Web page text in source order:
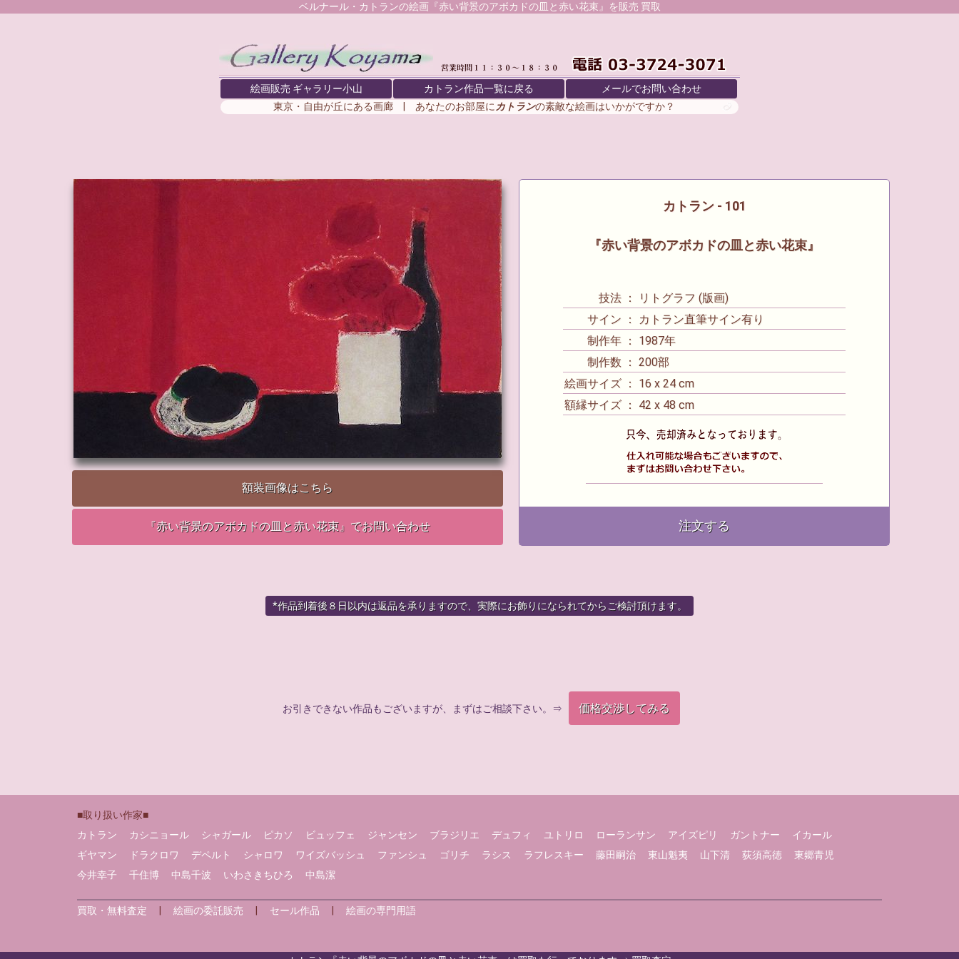
ベルナール・カトランの絵画『赤い背景のアボカドの皿と赤い花束』を販売 買取
絵画販売 ギャラリー小山 カトラン作品一覧に戻る
メールでお問い合わせ
東京・自由が丘にある画廊 | あなたのお部屋に カトランの素敵な絵画はいかがですか？
額装画像はこちら
『赤い背景のアボカドの皿と赤い花束』でお問い合わせ
カトラン - 101
『赤い背景のアボカドの皿と赤い花束』
技法 ： リトグラフ (版画)
サイン ： カトラン直筆サイン有り
制作年 ： 1987年
制作数 ： 200部
絵画サイズ ： 16 x 24 cm
額縁サイズ ： 42 x 48 cm
注文する
*作品到着後８日以内は返品を承りますので、実際にお飾りになられてからご検討頂けます。
お引きできない作品もございますが、まずはご相談下さい。⇒ 価格交渉してみる
■取り扱い作家■
カトラン
カシニョール シャガール ピカソ ビュッフェ ジャンセン ブラジリエ デュフィ ユトリロ ローランサン アイズピリ ガントナー
イカール
ギヤマン
ドラクロワ デペルト シャロワ ワイズバッシュ ファンシュ ゴリチ ラシス ラフレスキー 藤田嗣治 東山魁夷 山下清 荻須高徳
東郷青児
今井幸子
千住博 中島千波 いわさきちひろ 中島潔
買取・無料査定 絵画の委託販売 セール作品 絵画の専門用語